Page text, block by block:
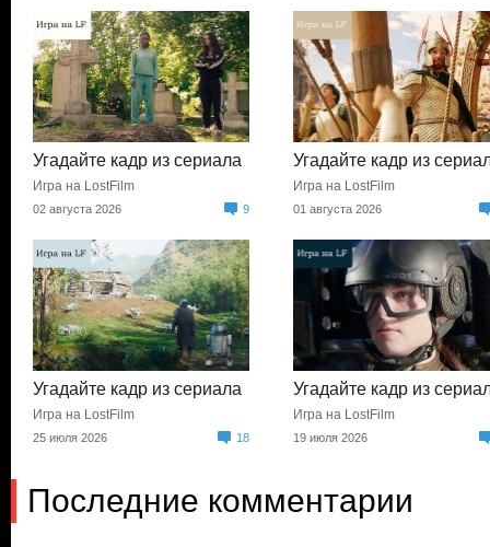
Угадайте кадр из сериала
Игра на LostFilm
02 августа 2026 9
Угадайте кадр из
Игра на LostFilm
01 августа 2026
Угадайте кадр из сериала
Игра на LostFilm
25 июля 2026 18
Угадайте кадр из
Игра на LostFilm
19 июля 2026
Последние комментарии